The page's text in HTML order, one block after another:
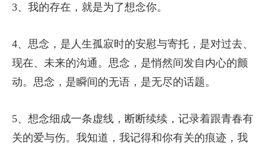
3、我的存在，就是为了想念你。
4、思念，是人生孤寂时的安慰与寄托，是对过去、
现在、未来的沟通。思念，是悄然间发自内心的颤
动。思念，是瞬间的无语，是无尽的话题。
5、想念细成一条虚线，断断续续，记录着跟青春有
关的爱与伤。我知道，我记得和你有关的痕迹，我